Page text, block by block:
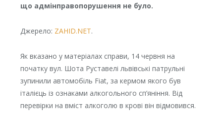
що адмінправопорушення не було.
Джерело: ZAHID.NET.
Як вказано у матеріалах справи, 14 червня на
початку вул. Шота Руставелі львівські патрульні
зупинили автомобіль Fiat, за кермом якого був
італієць із ознаками алкогольного сп’яніння. Від
перевірки на вміст алкоголю в крові він відмовився.